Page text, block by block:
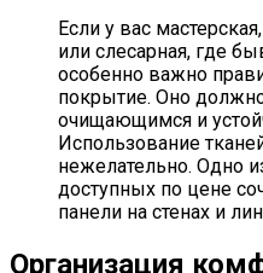
Если у вас
или слесарная, где
особенно важно
покрытие. Оно
очищающимся и
Использование
нежелательно. Одно
доступных по цене
панели на стенах и
Организация